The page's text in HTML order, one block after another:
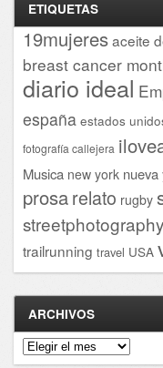
ETIQUETAS
19mujeresaceite
breast cancer
diario ideal
españa estados
fotografía callejera
Musica new york nueva
prosarelato rugby
streetphotography
trailrunning travel USA
ARCHIVOS
Archivos